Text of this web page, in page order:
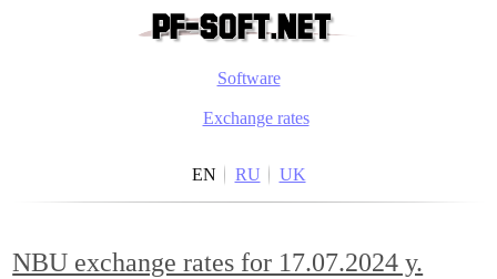
Software
Exchange rates
EN RU UK
NBU exchange rates for 17.07.2024 y.